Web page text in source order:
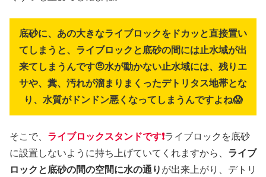
底砂に、あの大きなライブロックをドカッと直接置い
てしまうと、ライブロックと底砂の間には止水域が出
来てしまうんです🤨水が動かない止水域には、残りエ
サや、糞、汚れが溜まりまくったデトリタス地帯とな
り、水質がドンドン悪くなってしまうんですよね😱
そこで、 ライブロックスタンドです❗ライブロックを底砂
に設置しないように持ち上げていてくれますから、 ライブ
ロックと底砂の間の空間に水の通り が出来上がり、デトリ